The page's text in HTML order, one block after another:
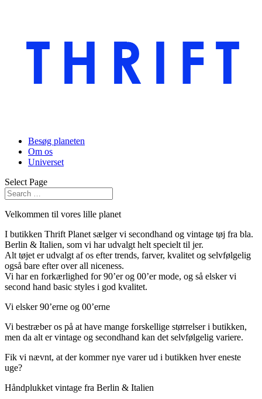
Besøg planeten
Om os
Universet
Select Page
Velkommen til vores lille planet
I butikken Thrift Planet sælger vi secondhand og vintage tøj fra bla.
Berlin & Italien, som vi har udvalgt helt specielt til jer.
Alt tøjet er udvalgt af os efter trends, farver, kvalitet og selvfølgelig
også bare efter over all niceness.
Vi har en forkærlighed for 90’er og 00’er mode, og så elsker vi
second hand basic styles i god kvalitet.
Vi elsker 90’erne og 00’erne
Vi bestræber os på at have mange forskellige størrelser i butikken,
men da alt er vintage og secondhand kan det selvfølgelig variere.
Fik vi nævnt, at der kommer nye varer ud i butikken hver eneste
uge?
Håndplukket vintage fra Berlin & Italien